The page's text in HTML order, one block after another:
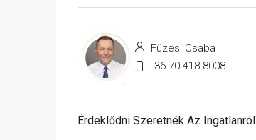
Füzesi Csaba
+36 70 418-8008
Érdeklődni Szeretnék Az Ingatlanról